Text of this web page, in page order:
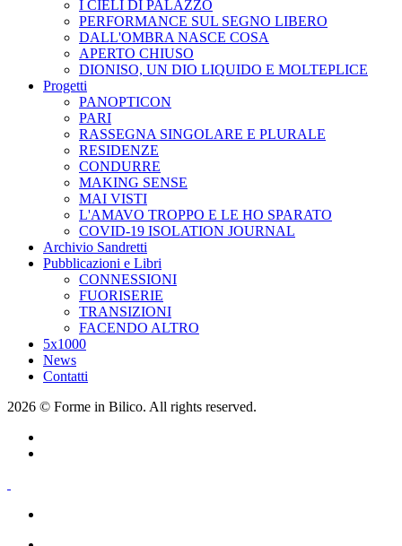
I CIELI DI PALAZZO
PERFORMANCE SUL SEGNO LIBERO
DALL'OMBRA NASCE COSA
APERTO CHIUSO
DIONISO, UN DIO LIQUIDO E MOLTEPLICE
Progetti
PANOPTICON
PARI
RASSEGNA SINGOLARE E PLURALE
RESIDENZE
CONDURRE
MAKING SENSE
MAI VISTI
L'AMAVO TROPPO E LE HO SPARATO
COVID-19 ISOLATION JOURNAL
Archivio Sandretti
Pubblicazioni e Libri
CONNESSIONI
FUORISERIE
TRANSIZIONI
FACENDO ALTRO
5x1000
News
Contatti
2026 © Forme in Bilico. All rights reserved.